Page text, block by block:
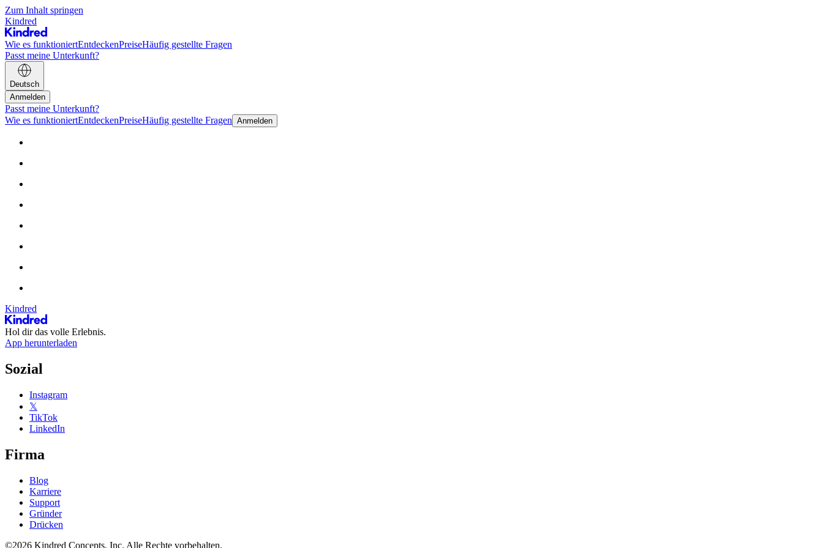
Zum Inhalt springen
Kindred
Wie es funktioniertEntdeckenPreiseHäufig gestellte Fragen
Passt meine Unterkunft?
Deutsch
Anmelden
Passt meine Unterkunft?
Wie es funktioniertEntdeckenPreiseHäufig gestellte Fragen Anmelden
Kindred
Hol dir das volle Erlebnis.
App herunterladen
Sozial
Instagram
𝕏
TikTok
LinkedIn
Firma
Blog
Karriere
Support
Gründer
Drücken
©2026 Kindred Concepts, Inc. Alle Rechte vorbehalten.